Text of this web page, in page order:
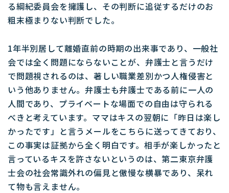
る綱紀委員会を擁護し、その判断に追従するだけのお
粗末極まりない判断でした。
1年半別居して離婚直前の時期の出来事であり、一般社
会では全く問題にならないことが、弁護士と言うだけ
で問題視されるのは、著しい職業差別かつ人権侵害と
いう他ありません。弁護士も弁護士である前に一人の
人間であり、プライベートな場面での自由は守られる
べきと考えています。ママはキスの翌朝に「昨日は楽し
かったです」と言うメールをこちらに送ってきており、
この事実は証拠から全く明白です。相手が楽しかったと
言っているキスを許さないというのは、第二東京弁護
士会の社会常識外れの偏見と傲慢な横暴であり、呆れ
て物も言えません。